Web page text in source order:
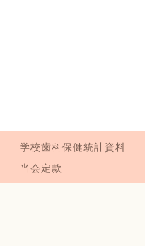
学校歯科保健統計資料
当会定款